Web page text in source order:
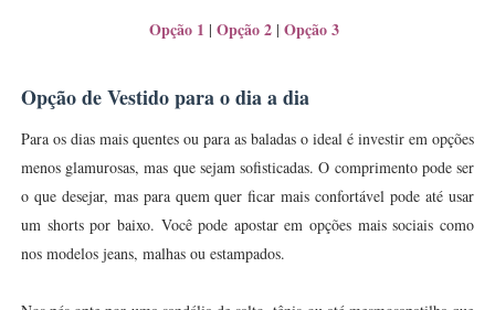
Opção 1 |Opção 2 |Opção 3
Opção de Vestido para o dia a dia
Para os dias mais quentes ou para as baladas o ideal é investir em opções
menos glamurosas, mas que sejam sofisticadas. O comprimento pode ser
o que desejar, mas para quem quer ficar mais confortável pode até usar
um shorts por baixo. Você pode apostar em opções mais sociais como
nos modelos jeans, malhas ou estampados.